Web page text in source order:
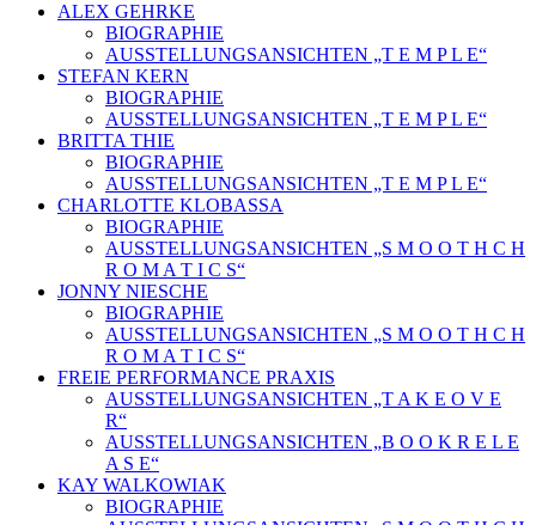
ALEX GEHRKE
BIOGRAPHIE
AUSSTELLUNGSANSICHTEN „T E M P L E“
STEFAN KERN
BIOGRAPHIE
AUSSTELLUNGSANSICHTEN „T E M P L E“
BRITTA THIE
BIOGRAPHIE
AUSSTELLUNGSANSICHTEN „T E M P L E“
CHARLOTTE KLOBASSA
BIOGRAPHIE
AUSSTELLUNGSANSICHTEN „S M O O T H C H
R O M A T I C S“
JONNY NIESCHE
BIOGRAPHIE
AUSSTELLUNGSANSICHTEN „S M O O T H C H
R O M A T I C S“
FREIE PERFORMANCE PRAXIS
AUSSTELLUNGSANSICHTEN „T A K E O V E
R“
AUSSTELLUNGSANSICHTEN „B O O K R E L E
A S E“
KAY WALKOWIAK
BIOGRAPHIE